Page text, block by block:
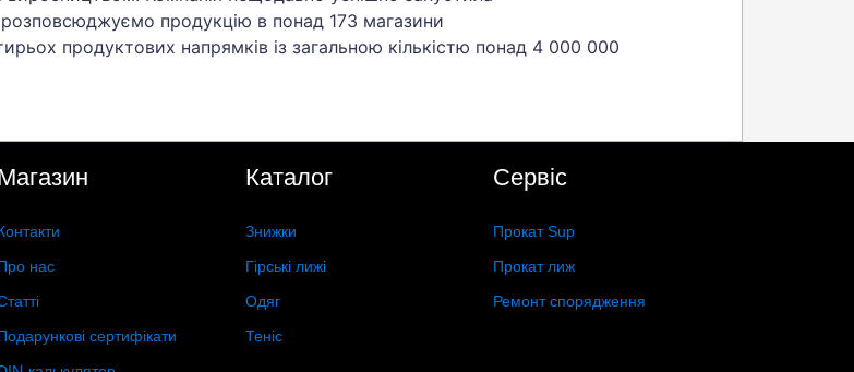
розповсюджуємо продукцію в понад 173 магазини
продуктових напрямків із загальною кількістю понад 4 000 000
нас
сертифікати
Каталог
Знижки
Гірські лижі
Одяг
Теніс
Сервіс
Прокат Sup
Прокат лиж
Ремонт спорядження